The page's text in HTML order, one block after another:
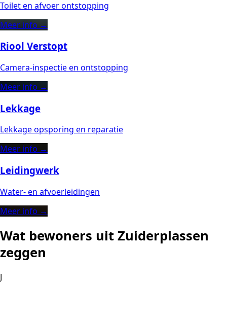
Toilet en afvoer ontstopping
Meer info →
Riool Verstopt
Camera-inspectie en ontstopping
Meer info →
Lekkage
Lekkage opsporing en reparatie
Meer info →
Leidingwerk
Water- en afvoerleidingen
Meer info →
Wat bewoners uit Zuiderplassen
zeggen
J